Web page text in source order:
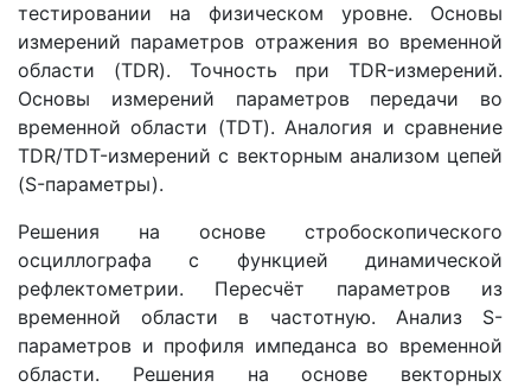
тестировании на физическом уровне. Основы
измерений параметров отражения во временной
области (TDR). Точность при TDR-измерений.
Основы измерений параметров передачи во
временной области (TDT). Аналогия и сравнение
TDR/TDT-измерений с векторным анализом цепей
(S-параметры).
Решения на основе стробоскопического
осциллографа с функцией динамической
рефлектометрии. Пересчёт параметров из
временной области в частотную. Анализ S-
параметров и профиля импеданса во временной
области. Решения на основе векторных